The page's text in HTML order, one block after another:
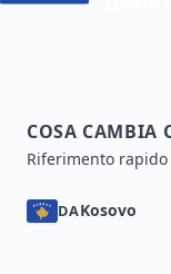
COSA CAMBIA
Riferimento
DAKosovo